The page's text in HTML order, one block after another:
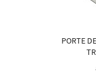
PORTE